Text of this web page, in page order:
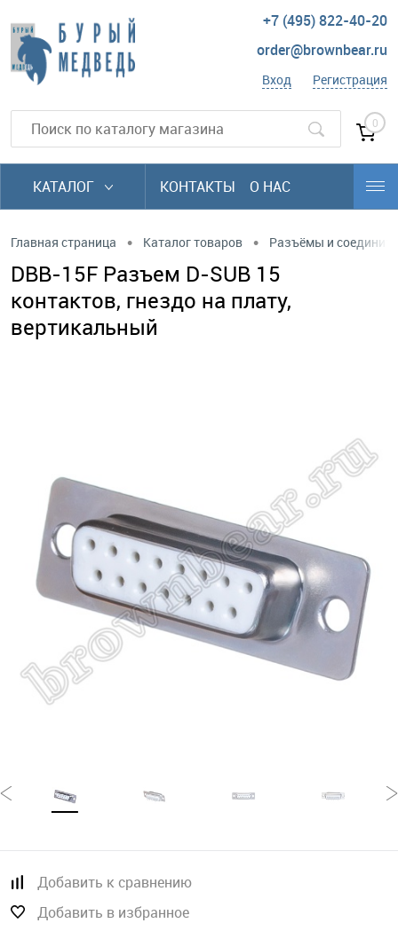
+7 (495) 822-40-20
order@brownbear.ru
Вход Регистрация
0
КАТАЛОГ КОНТАКТЫ О НАС
Главная страница • Каталог товаров • Разъёмы и
DBB-15F Разъем D-SUB 15
контактов, гнездо на плату,
вертикальный
Добавить к сравнению
Добавить в избранное